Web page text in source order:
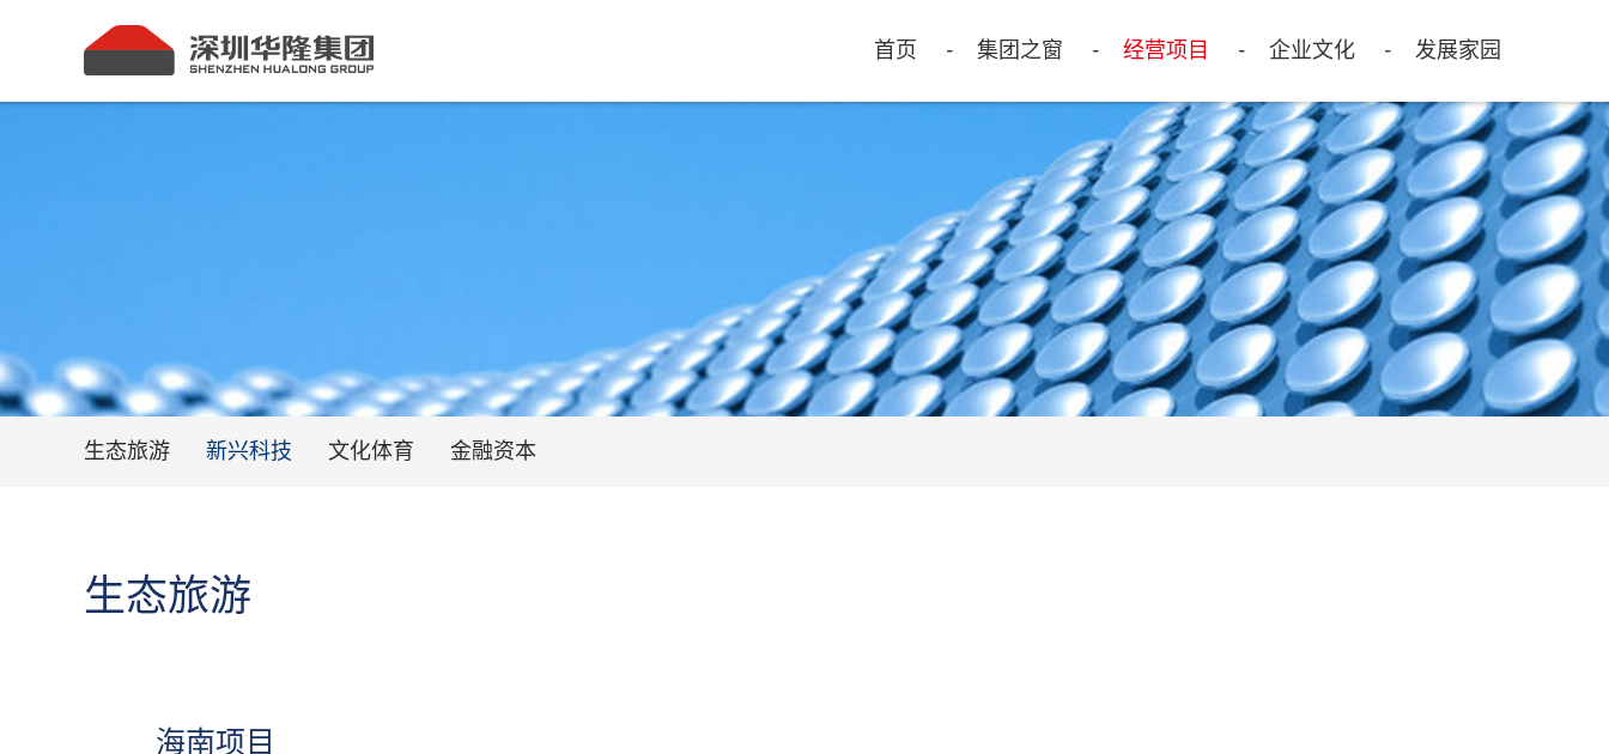
首页 集团之窗 经营项目 企业文化 发展家园
生态旅游 新兴科技 文化体育 金融资本
生态旅游
海南项目